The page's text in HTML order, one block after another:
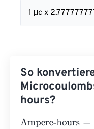
1 μc x
So
hours?
Ampere-hours=